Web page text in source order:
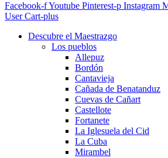
Facebook-fYoutube Pinterest-p Instagram
User Cart-plus
Descubre el Maestrazgo
Los pueblos
Allepuz
Bordón
Cantavieja
Cañada de Benatanduz
Cuevas de Cañart
Castellote
Fortanete
La Iglesuela del Cid
La Cuba
Mirambel